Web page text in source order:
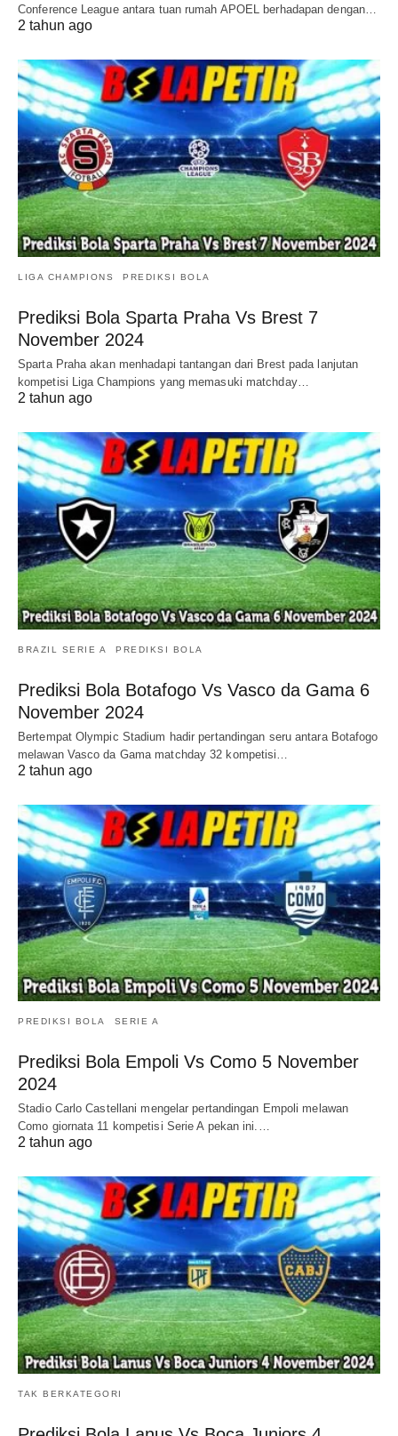
Conference League antara tuan rumah APOEL berhadapan dengan…
2 tahun ago
LIGA CHAMPIONS PREDIKSI BOLA
Prediksi Bola Sparta Praha Vs Brest 7
November 2024
Sparta Praha akan menhadapi tantangan dari Brest pada lanjutan
kompetisi Liga Champions yang memasuki matchday…
2 tahun ago
BRAZIL SERIE A PREDIKSI BOLA
Prediksi Bola Botafogo Vs Vasco da Gama 6
November 2024
Bertempat Olympic Stadium hadir pertandingan seru antara Botafogo
melawan Vasco da Gama matchday 32 kompetisi…
2 tahun ago
PREDIKSI BOLA SERIE A
Prediksi Bola Empoli Vs Como 5 November
2024
Stadio Carlo Castellani mengelar pertandingan Empoli melawan
Como giornata 11 kompetisi Serie A pekan ini.…
2 tahun ago
TAK BERKATEGORI